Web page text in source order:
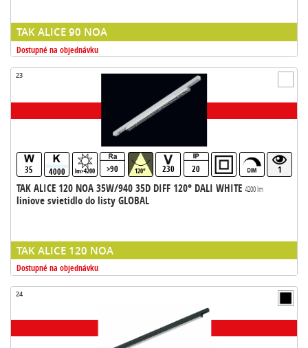
TAK ALICE 90 NOA
Dostupné na objednávku
23
35 4000 lm>4200 >90 120° 230 20 1
TAK ALICE 120 NOA 35W/940 35D DIFF 120° DALI WHITE 4200 lm
liniove svietidlo do listy GLOBAL
TAK ALICE 120 NOA
Dostupné na objednávku
24